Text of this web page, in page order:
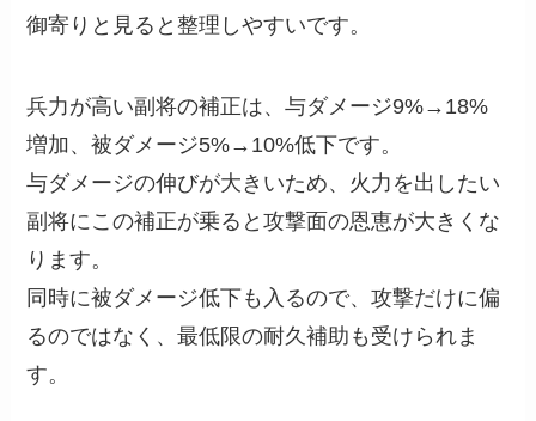
御寄りと見ると整理しやすいです。
兵力が高い副将の補正は、与ダメージ9%→18%
増加、被ダメージ5%→10%低下です。
与ダメージの伸びが大きいため、火力を出したい
副将にこの補正が乗ると攻撃面の恩恵が大きくな
ります。
同時に被ダメージ低下も入るので、攻撃だけに偏
るのではなく、最低限の耐久補助も受けられま
す。